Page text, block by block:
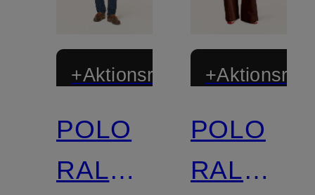
+Aktionsrabatt
POLO
RALPH
POLO
RALPH